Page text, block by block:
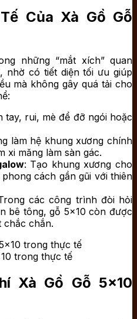
Của Xà Gồ Gỗ
những “mắt xích” quan
nhờ có tiết diện tối ưu giúp
mà không gây quá tải cho
tay, rui, mè để đỡ ngói hoặc
làm hệ khung xương chính
xi măng làm sàn gác.
: Tạo khung xương cho
cách gần gũi với thiên
các công trình đòi hỏi
bê tông, gỗ 5×10 còn được
chắc chắn.
trong thực tế
Xà Gồ Gỗ 5×10